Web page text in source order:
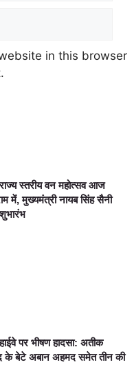
in this browser
स्तरीय वन महोत्सव आज
में, मुख्यमंत्री नायब सिंह सैनी
पर भीषण हादसा: अतीक
के बेटे अबान अहमद समेत तीन की